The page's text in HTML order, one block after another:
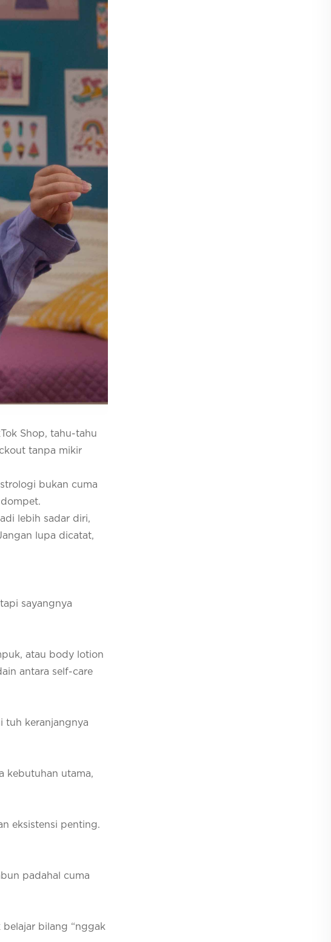
Shop, tahu-tahu
tanpa mikir
bukan cuma
lebih sadar diri,
lupa dicatat,
sayangnya
atau body lotion
antara self-care
tuh keranjangnya
kebutuhan utama,
eksistensi penting.
padahal cuma
belajar bilang “nggak